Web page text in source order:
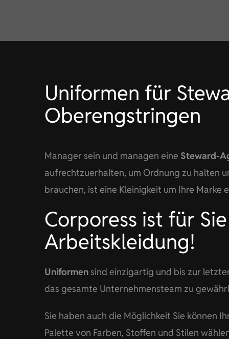
Uniformen für
Oberengstringen
Manager sein und managen eine Steward-
aufrechtzuerhalten, um Ordnung zu halten
brauchen, ist eine Kleinigkeit um Ihre
Corporess ist für
Arbeitskleidung!
Uniformensind einzigartig und bis zur
das gesamte Unternehmensteam zu
Sie haben auch die Möglichkeit Sie können
Palette von Farben, Stoffen und Stilen